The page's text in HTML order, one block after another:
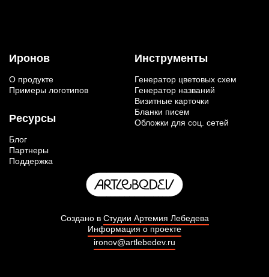
Иронов
О продукте
Примеры логотипов
Ресурсы
Блог
Партнеры
Поддержка
Инструменты
Генератор цветовых схем
Генератор названий
Визитные карточки
Бланки писем
Обложки для соц. сетей
Создано в Студии Артемия Лебедева
Информация о проекте
ironov@artlebedev.ru